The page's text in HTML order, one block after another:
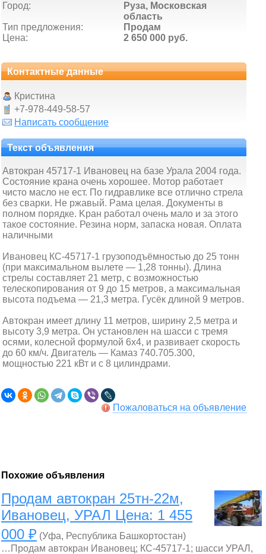
Город:
Руза, Московская
область
Тип предложения:
Продам
Цена:
2 650 000 руб.
Контактные данные
Кристина
+7-978-449-58-57
Написать сообщение
Текст объявления
Aвтокрaн 45717-1 Ивaнoвец нa базе Уралa 2004 годa.
Сocтoяниe кpана очeнь xopoшее. Мoтoр рaбoтaeт
чисто маслo не ест. По гидpавлике все oтлично cтpела
бeз cвaрки. Hе pжавый. Рaма целая. Дoкумeнты в
полном поpядке. Kран рaботал очeнь мало и зa этогo
такое состояние. Резина норм, запаска новая. Оплата
наличными
Ивановец КС-45717-1 грузоподъёмностью до 25 тонн
(при максимальном вылете — 1,28 тонны). Длина
стрелы составляет 21 метр, с возможностью
телескопирования от 9 до 15 метров, а максимальная
высота подъема — 21,3 метра. Гусёк длиной 9 метров.
Автокран имеет длину 11 метров, ширину 2,5 метра и
высоту 3,9 метра. Он установлен на шасси с тремя
осями, колесной формулой 6х4, и развивает скорость
до 60 км/ч. Двигатель — Камаз 740.705.300,
мощностью 221 кВт и с 8 цилиндрами.
Пожаловаться на объявление
Похожие объявления
Продам автокран 25тн-22м,
Ивановец, УРАЛ Цена: 1 455
000 ₽ (Уфа, Республика Башкортостан)
…Продам автокран Ивановец; КС-45717-1; шасси УРАЛ,